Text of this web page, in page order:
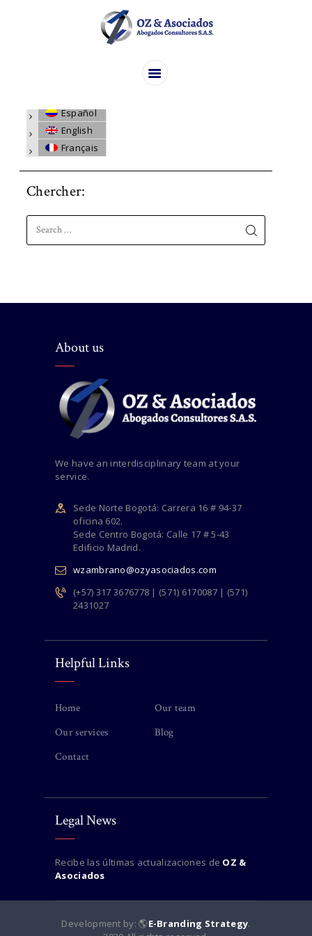
OUR SERVICES
BLOG
Seleccione su idioma:
Español
English
Français
Chercher:
Search for:
About us
We have an interdisciplinary team at your
service.
Sede Norte Bogotá: Carrera 16 # 94-37
oficina 602.
Sede Centro Bogotá: Calle 17 # 5-43
Edificio Madrid.
wzambrano@ozyasociados.com
(+57) 317 3676778 | (571) 6170087 | (571)
2431027
Helpful Links
Home
Our team
Our services
Blog
Contact
Legal News
Recibe las últimas actualizaciones de OZ &
Asociados
Development by: 🌎E-Branding Strategy.